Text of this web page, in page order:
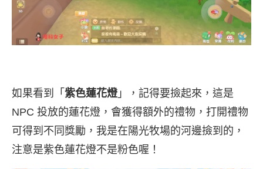
如果看到「 紫色蓮花燈」，記得要撿起來，這是
NPC 投放的蓮花燈，會獲得額外的禮物，打開禮物
可得到不同獎勵，我是在陽光牧場的河邊撿到的，
注意是紫色蓮花燈不是粉色喔！